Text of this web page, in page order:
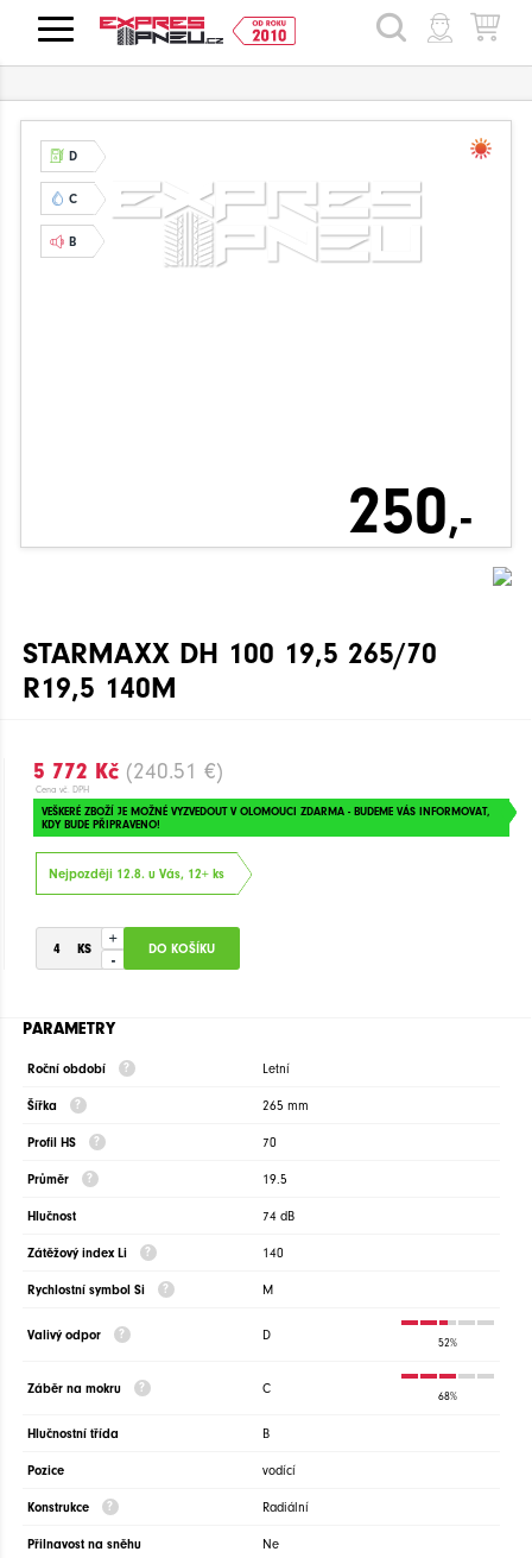
HLEDAT
D
C
B
250,-
STARMAXX DH 100 19,5 265/70
R19,5 140M
5 772 Kč (240.51 €)
Cena vč. DPH
VEŠKERÉ ZBOŽÍ JE MOŽNÉ VYZVEDOUT V OLOMOUCI ZDARMA - BUDEME VÁS INFORMOVAT,
KDY BUDE PŘIPRAVENO!
Nejpozději 12.8. u Vás, 12+ ks
+
-
PARAMETRY
Roční období Letní
Šířka 265 mm
Profil HS 70
Průměr 19.5
Hlučnost 74 dB
Zátěžový index Li 140
Rychlostní symbol Si M
Valivý odpor D
52%
Záběr na mokru C
68%
Hlučnostní třída B
Pozice vodící
Konstrukce Radiální
Přilnavost na sněhu Ne